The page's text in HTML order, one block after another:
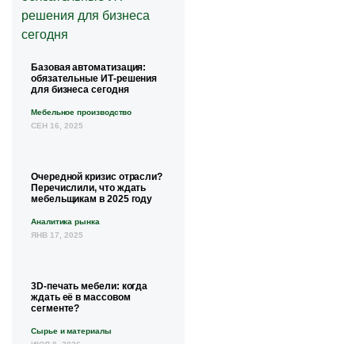
Базовая автоматизация:
обязательные ИТ-решения
для бизнеса сегодня
Мебельное производство
СЕН 16, 2025
Очередной кризис отрасли?
Перечислили, что ждать
мебельщикам в 2025 году
Аналитика рынка
ЯНВ 17, 2025
3D-печать мебели: когда
ждать её в массовом
сегменте?
Сырье и материалы